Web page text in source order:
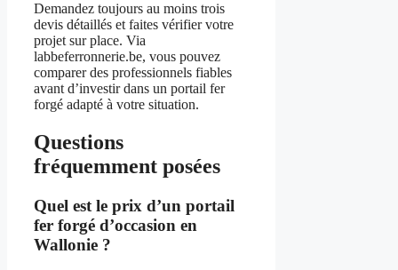
Demandez toujours au moins trois
devis détaillés et faites vérifier votre
projet sur place. Via
labbeferronnerie.be, vous pouvez
comparer des professionnels fiables
avant d’investir dans un portail fer
forgé adapté à votre situation.
Questions
fréquemment posées
Quel est le prix d’un portail
fer forgé d’occasion en
Wallonie ?